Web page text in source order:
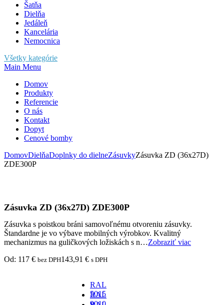
Šatňa
Dielňa
Jedáleň
Kancelária
Nemocnica
Všetky kategórie
Main Menu
Domov
Produkty
Referencie
O nás
Kontakt
Dopyt
Cenové bomby
DomovDielňaDoplnky do dielneZásuvkyZásuvka ZD (36x27D)
ZDE300P
Zásuvka ZD (36x27D) ZDE300P
Zásuvka s poistkou bráni samovoľnému otvoreniu zásuvky.
Štandardne je vo výbave mobilných výrobkov. Kvalitný
mechanizmus na guličkových ložiskách s n…Zobraziť viac
Od: 117 € bez DPH143,91 € s DPH
RAL
5015
-
RAL